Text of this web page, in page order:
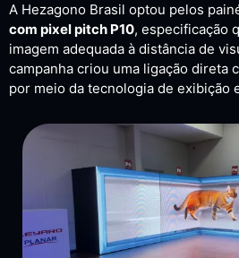
A Hezagono Brasil optou pelos
com pixel pitch P10, especificação
imagem adequada à distância de
campanha criou uma ligação direta
por meio da tecnologia de exibição